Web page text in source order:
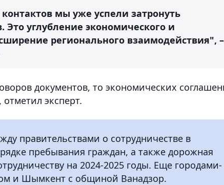
мы уже успели затронуть
Это углубление экономического и
регионального взаимодействия", –
документов, то экономических
эксперт.
правительствами о сотрудничестве в
пребывания граждан, а также дорожная
на 2024-2025 годы. Еще городами-
и Шымкент с общиной Ванадзор.